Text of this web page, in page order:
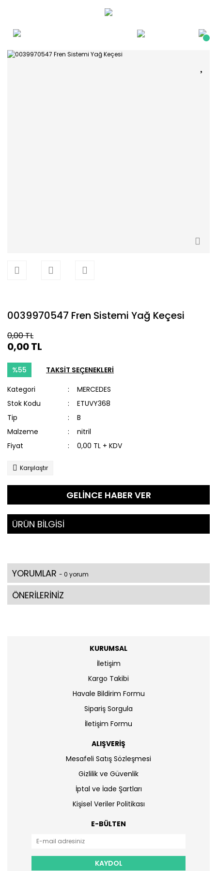
0039970547 Fren Sistemi Yağ Keçesi
0,00 TL
0,00 TL
%55 TAKSİT SEÇENEKLERİ
Kategori
MERCEDES
Stok Kodu
ETUVY368
Tip
B
Malzeme
nitril
Fiyat
0,00 TL + KDV
Karşılaştır
GELİNCE HABER VER
ÜRÜN BİLGİSİ
YORUMLAR - 0 yorum
ÖNERİLERİNİZ
KURUMSAL
İletişim
Kargo Takibi
Havale Bildirim Formu
Sipariş Sorgula
İletişim Formu
ALIŞVERİŞ
Mesafeli Satış Sözleşmesi
Gizlilik ve Güvenlik
İptal ve İade Şartları
Kişisel Veriler Politikası
E-BÜLTEN
KAYDOL